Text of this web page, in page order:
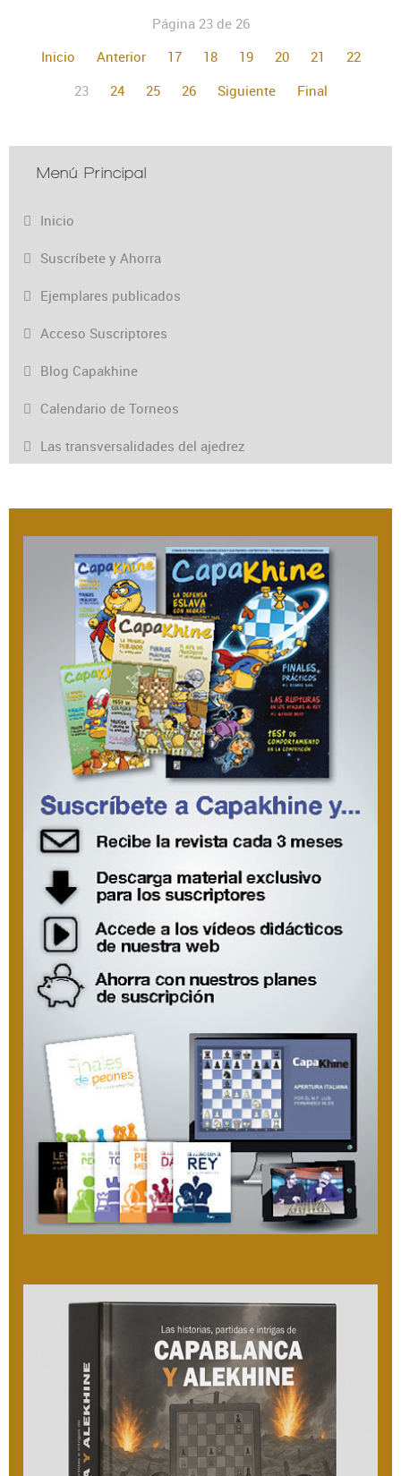
Página 23 de 26
Inicio
Anterior 17 18 19 20 21
22
23
24 25 26 Siguiente Final
Menú Principal
Inicio
Suscríbete y Ahorra
Ejemplares publicados
Acceso Suscriptores
Blog Capakhine
Calendario de Torneos
Las transversalidades del ajedrez